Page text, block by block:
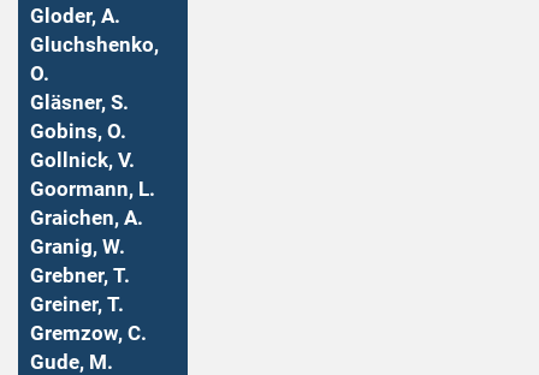
Gloder, A.
Gluchshenko,
O.
Gläsner, S.
Gobins, O.
Gollnick, V.
Goormann, L.
Graichen, A.
Granig, W.
Grebner, T.
Greiner, T.
Gremzow, C.
Gude, M.